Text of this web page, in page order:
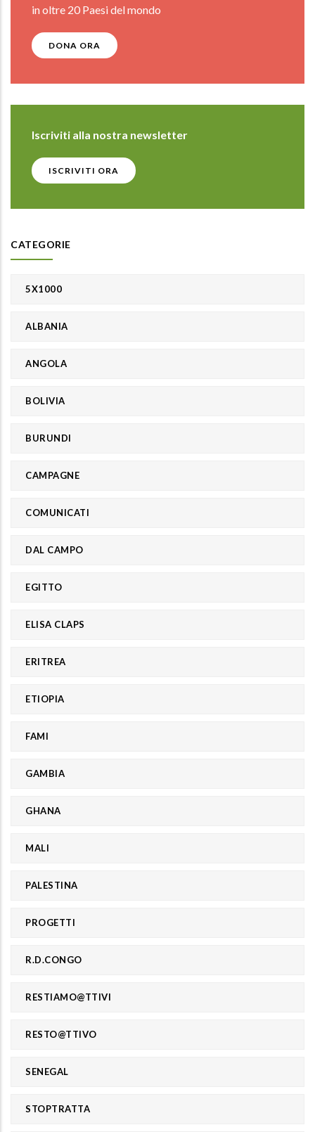
in oltre 20 Paesi del mondo
DONA ORA
Iscriviti alla nostra newsletter
ISCRIVITI ORA
CATEGORIE
5X1000
ALBANIA
ANGOLA
BOLIVIA
BURUNDI
CAMPAGNE
COMUNICATI
DAL CAMPO
EGITTO
ELISA CLAPS
ERITREA
ETIOPIA
FAMI
GAMBIA
GHANA
MALI
PALESTINA
PROGETTI
R.D.CONGO
RESTIAMO@TTIVI
RESTO@TTIVO
SENEGAL
STOPTRATTA